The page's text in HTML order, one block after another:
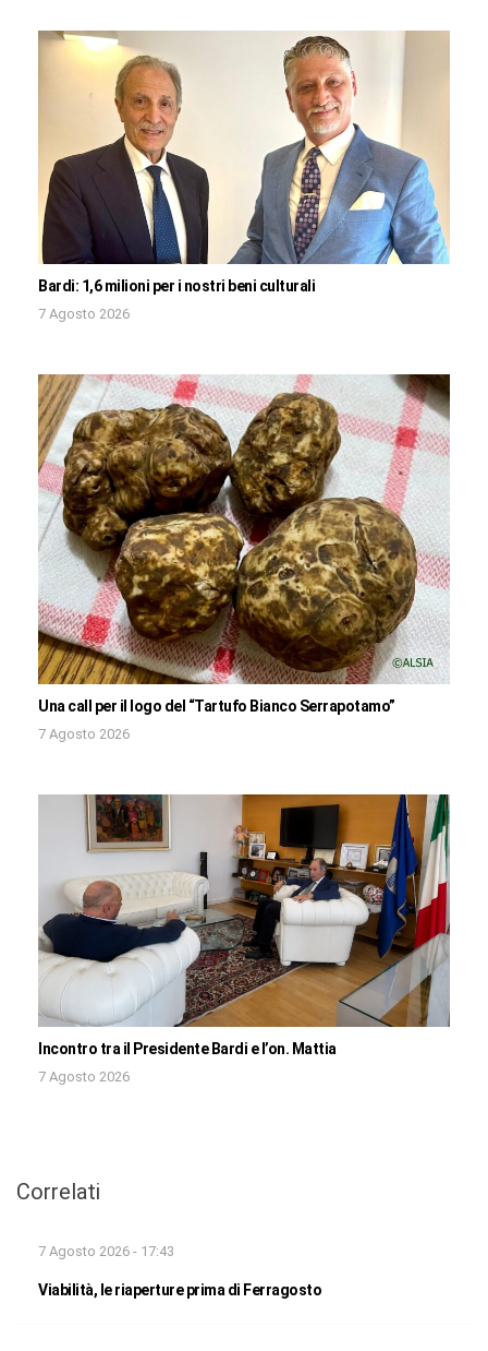
Bardi: 1,6 milioni per i nostri beni culturali
7 Agosto 2026
Una call per il logo del “Tartufo Bianco Serrapotamo”
7 Agosto 2026
Incontro tra il Presidente Bardi e l’on. Mattia
7 Agosto 2026
Correlati
7 Agosto 2026 - 17:43
Viabilità, le riaperture prima di Ferragosto